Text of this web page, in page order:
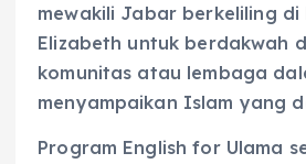
mewakili Jabar berkeliling di
Elizabeth untuk berdakwah
komunitas atau lembaga
menyampaikan Islam yang
Program English for Ulama